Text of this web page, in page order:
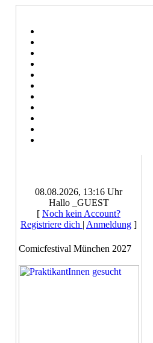
08.08.2026, 13:16 Uhr
Hallo _GUEST
[ Noch kein Account?
Registriere dich | Anmeldung ]
Comicfestival München 2027